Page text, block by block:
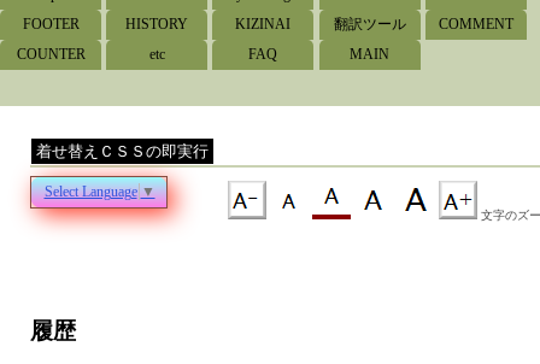
FOOTER
HISTORY KIZINAI 翻訳ツール
COMMENT
COUNTER
etc FAQ MAIN
Select Language ▼
文字のズ
履歴